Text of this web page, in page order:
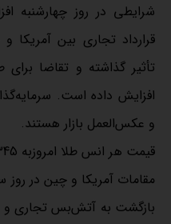
شرایطی در روز چهارشنبه
قرارداد تجاری بین
تأثیر گذاشته و تقاضا برای
افزایش داده است.
و عکس‌العمل بازار هستند.
قیمت هر انس طلا امروزبه 3345 دلار رسید.
مقامات آمریکا و چین در روز
بازگشت به آتش‌بس تجاری و